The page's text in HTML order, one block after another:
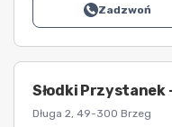
Zadzwoń
Słodki Przystanek
Długa 2, 49-300 Brzeg